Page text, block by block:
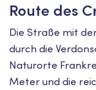
Route des
Die Straße mit
durch die
Naturorte
Meter und die